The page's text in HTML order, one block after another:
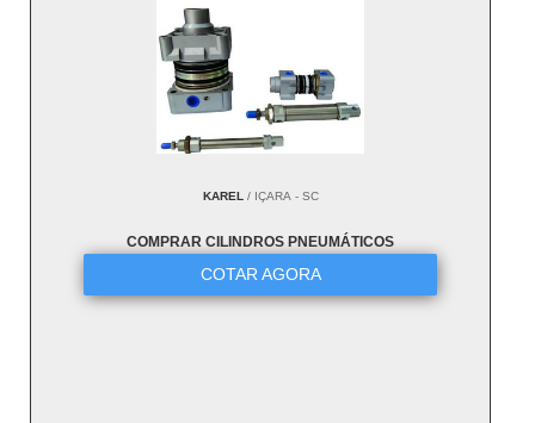
KAREL/ IÇARA - SC
COMPRAR CILINDROS PNEUMÁTICOS
COTAR AGORA